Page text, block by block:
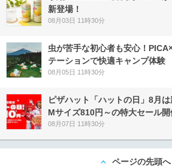
新登場！
08月03日 11時30分
虫が苦手な初心者も安心！
テーションで快適キャンプ体験
08月05日 11時30分
ピザハット「ハットの日」8月
Mサイズ810円～の特大セール開
08月07日 11時30分
ページの先頭へ